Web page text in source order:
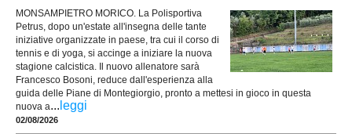
MONSAMPIETRO MORICO. La Polisportiva
Petrus, dopo un'estate all'insegna delle tante
iniziative organizzate in paese, tra cui il corso di
tennis e di yoga, si accinge a iniziare la nuova
stagione calcistica. Il nuovo allenatore sarà
Francesco Bosoni, reduce dall'esperienza alla
guida delle Piane di Montegiorgio, pronto a mettesi in gioco in questa
nuova a... leggi
02/08/2026